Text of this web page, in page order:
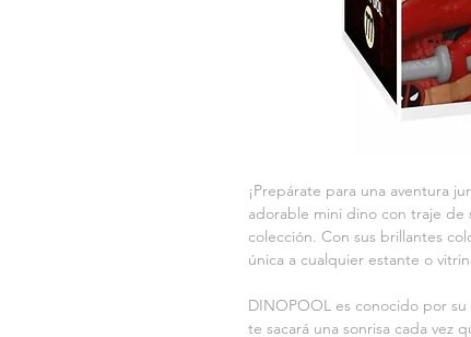
¡Prepárate para una aventura
adorable mini dino con traje
colección. Con sus brillantes
única a cualquier estante o
DINOPOOL es conocido por
te sacará una sonrisa cada vez